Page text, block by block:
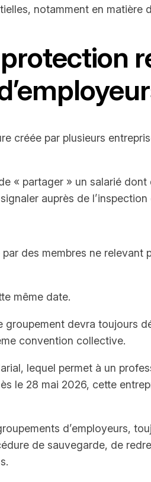
notamment en
créée par plusieurs
« partager » un salarié dont
auprès de
des membres ne
même date.
devra toujours
convention collective.
lequel permet à un
le 28 mai 2026, cette
d’employeurs,
de sauvegarde, de